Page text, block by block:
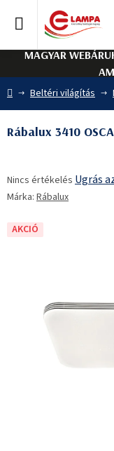
tartalomhoz
MAGYAR
Kezdőlap
Beltéri világítás
Rábalux 3410
termék
átlagos
5-
Nincs értékelés Ugrás
Márka: Rábalux
AKCIÓ